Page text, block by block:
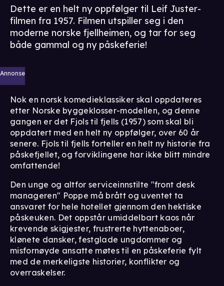
Dette er en helt ny oppfølger til Leif Juster-
filmen fra 1957. Filmen utspiller seg i den
moderne norske fjellheimen, og tar for seg
både gammal og ny påskeferie!
Annonse
Nok en norsk komedieklassiker skal oppdateres
etter Norske byggeklosser-modellen, og denne
gangen er det Fjols til fjells (1957) som skal bli
oppdatert med en helt ny oppfølger, over 60 år
senere. Fjols til fjells forteller en helt ny historie fra
påskefjellet, og forviklingene har ikke blitt mindre
omfattende!
Den unge og altfor serviceinnstilte "front desk
manageren" Poppe må brått og uventet ta
ansvaret for hele hotellet gjennom den hektiske
påskeuken. Det oppstår umiddelbart kaos når
krevende skigjester, frustrerte hyttenaboer,
klønete dansker, festglade ungdommer og
misfornøyde ansatte møtes til en påskeferie fylt
med de merkeligste historier, konflikter og
overraskelser.